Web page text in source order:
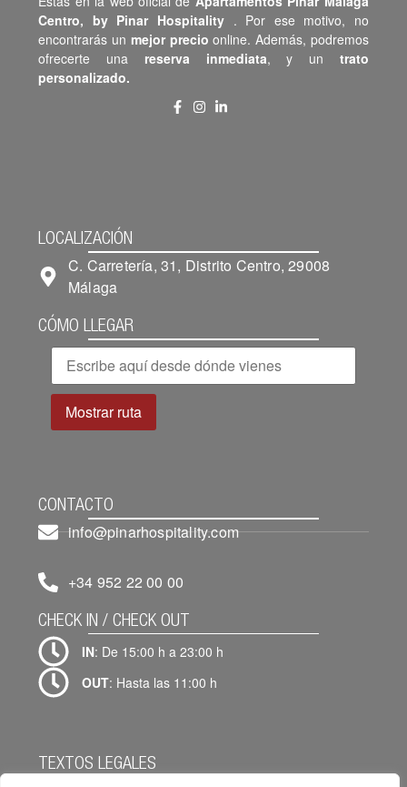
Centro, by Pinar Hospitality . Por ese motivo, no
encontrarás un mejor precio online. Además, podremos
ofrecerte una reserva inmediata, y un trato
personalizado.
LOCALIZACIÓN
C. Carretería, 31, Distrito Centro, 29008
Málaga
CÓMO LLEGAR
CONTACTO
info@pinarhospitality.com
+34 952 22 00 00
CHECK IN / CHECK OUT
IN: De 15:00 h a 23:00 h
OUT: Hasta las 11:00 h
TEXTOS LEGALES